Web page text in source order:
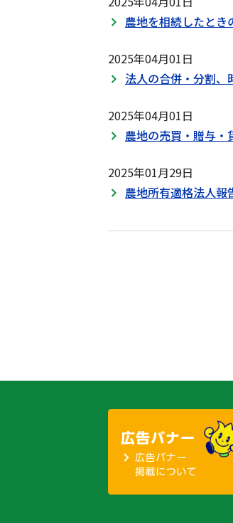
農地を相続したとき
2025年04月01日
法人の合併・分割、
2025年04月01日
農地の売買・贈与・
2025年01月29日
農地所有適格法人報